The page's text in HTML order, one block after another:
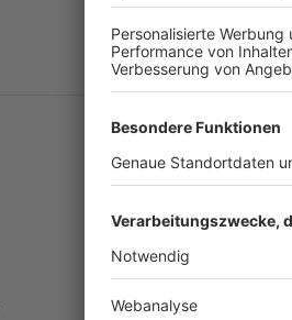
Nächste Spiele
SC Weßling II